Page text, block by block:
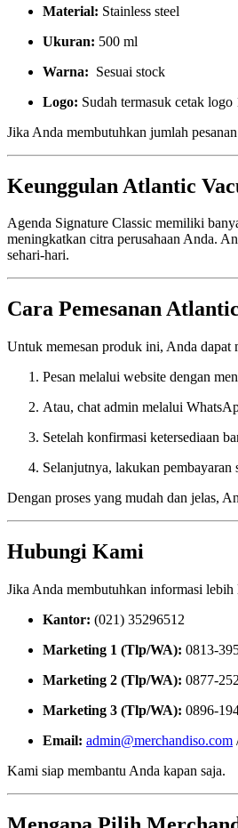
Material: Stainless steel
Ukuran: 500 ml
Warna: Sesuai stock
Logo: Sudah termasuk cetak
Jika Anda membutuhkan jumlah
Keunggulan Atlantic
Agenda Signature Classic memiliki
meningkatkan citra perusahaan Anda.
sehari-hari.
Cara Pemesanan
Untuk memesan produk ini, Anda dapat
Pesan melalui website dengan
Atau, chat admin melalui
Setelah konfirmasi ketersediaan
Selanjutnya, lakukan pembayaran
Dengan proses yang mudah dan jelas,
Hubungi Kami
Jika Anda membutuhkan informasi
Kantor: (021) 35296512
Marketing 1 (Tlp/WA): 0813-
Marketing 2 (Tlp/WA): 0877-
Marketing 3 (Tlp/WA): 0896-
Email: admin@merchandiso.com
Kami siap membantu Anda kapan saja.